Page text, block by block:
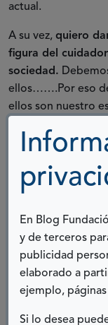
En Blog
y de terceros
publicidad
elaborado a
ejemplo, páginas
Si lo desea
actual.
A su vez, quiero
figura del
sociedad.
ellos…….Por eso
ellos son nuestro
COMPARTIR:
Twitter